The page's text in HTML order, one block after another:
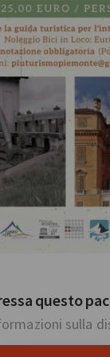
questo
sulla